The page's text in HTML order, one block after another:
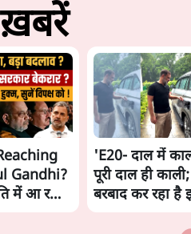
Gandhi?
में आ रहा
'E20- दाल में
पूरी दाल ही
बरबाद कर रहा है